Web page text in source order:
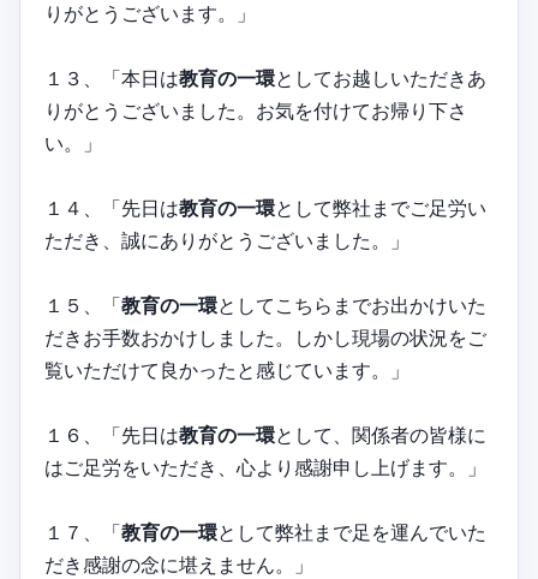
りがとうございます。」
１３、「本日は教育の一環としてお越しいただきあ
りがとうございました。お気を付けてお帰り下さ
い。」
１４、「先日は教育の一環として弊社までご足労い
ただき、誠にありがとうございました。」
１５、「教育の一環としてこちらまでお出かけいた
だきお手数おかけしました。しかし現場の状況をご
覧いただけて良かったと感じています。」
１６、「先日は教育の一環として、関係者の皆様に
はご足労をいただき、心より感謝申し上げます。」
１７、「教育の一環として弊社まで足を運んでいた
だき感謝の念に堪えません。」